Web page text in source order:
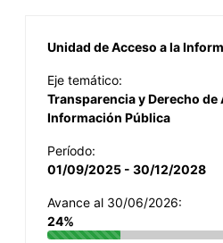
Unidad de Acceso a la
Eje temático:
Transparencia y Derecho de
Información Pública
Período:
01/09/2025 - 30/12/2028
Avance al 30/06/2026:
24%